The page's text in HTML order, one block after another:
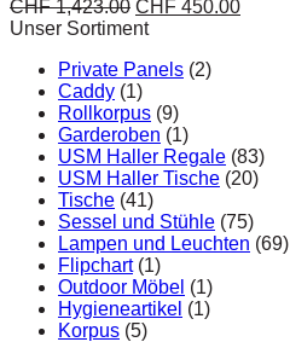
CHF1,423.00 CHF 450.00
Unser Sortiment
Private Panels (2)
Caddy (1)
Rollkorpus (9)
Garderoben (1)
USM Haller Regale (83)
USM Haller Tische (20)
Tische (41)
Sessel und Stühle (75)
Lampen und Leuchten (69)
Flipchart (1)
Outdoor Möbel (1)
Hygieneartikel (1)
Korpus (5)